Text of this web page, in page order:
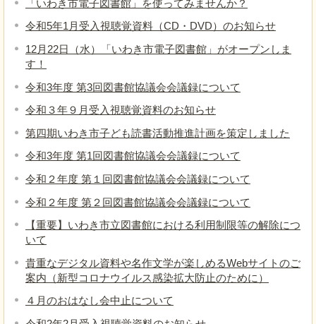
「いわき市電子図書館」を使ってみませんか？
令和5年1月受入視聴覚資料（CD・DVD）のお知らせ
12月22日（水）「いわき市電子図書館」がオープンしま
す！
令和3年度 第3回図書館協議会会議録について
令和３年９月受入視聴覚資料のお知らせ
第四期いわき市子ども読書活動推進計画を策定しました
令和3年度 第1回図書館協議会会議録について
令和２年度 第１回図書館協議会会議録について
令和２年度 第２回図書館協議会会議録について
【重要】いわき市立図書館における利用制限等の解除につ
いて
貴重なデジタル資料や名作文学が楽しめるWebサイトのご
案内（新型コロナウイルス感染拡大防止のために）
４月のおはなし会中止について